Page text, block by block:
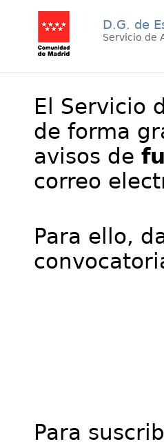
D.G. de
Servicio de
El Servicio
de forma
avisos de
correo
Para ello,
Para